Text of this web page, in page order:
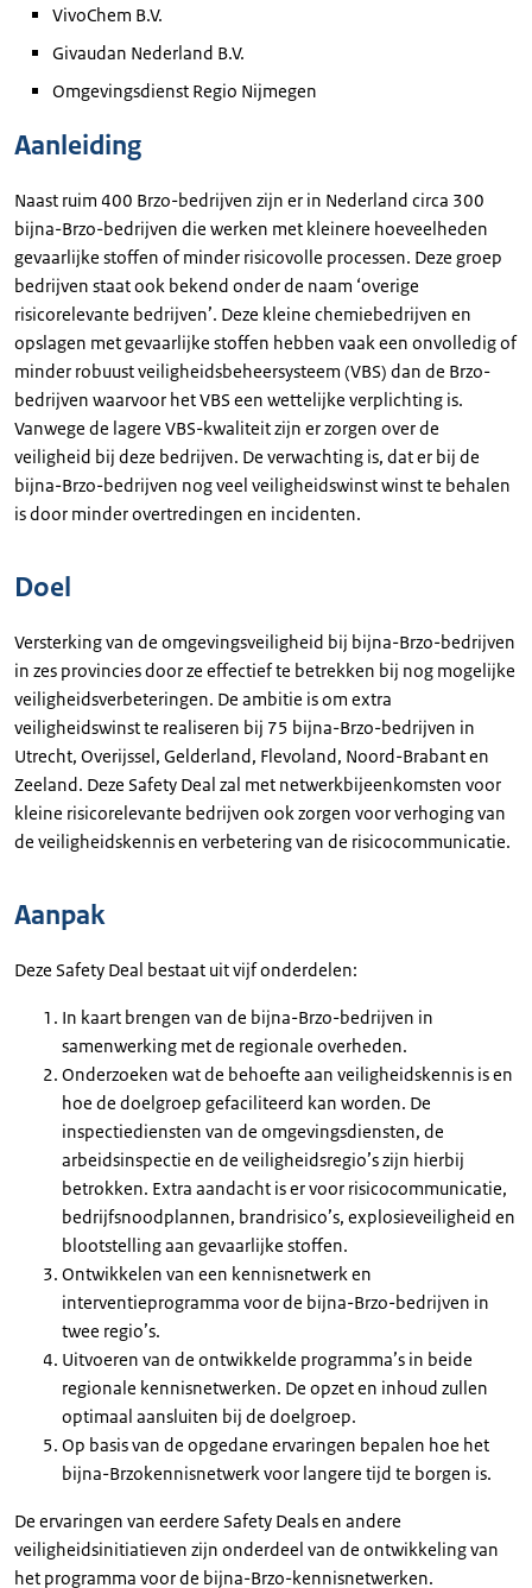
VivoChem B.V.
Givaudan Nederland B.V.
Omgevingsdienst Regio Nijmegen
Aanleiding
Naast ruim 400 Brzo-bedrijven zijn er in Nederland circa 300
bijna-Brzo-bedrijven die werken met kleinere hoeveelheden
gevaarlijke stoffen of minder risicovolle processen. Deze groep
bedrijven staat ook bekend onder de naam ‘overige
risicorelevante bedrijven’. Deze kleine chemiebedrijven en
opslagen met gevaarlijke stoffen hebben vaak een onvolledig of
minder robuust veiligheidsbeheersysteem (VBS) dan de Brzo-
bedrijven waarvoor het VBS een wettelijke verplichting is.
Vanwege de lagere VBS-kwaliteit zijn er zorgen over de
veiligheid bij deze bedrijven. De verwachting is, dat er bij de
bijna-Brzo-bedrijven nog veel veiligheidswinst winst te behalen
is door minder overtredingen en incidenten.
Doel
Versterking van de omgevingsveiligheid bij bijna-Brzo-bedrijven
in zes provincies door ze effectief te betrekken bij nog mogelijke
veiligheidsverbeteringen. De ambitie is om extra
veiligheidswinst te realiseren bij 75 bijna-Brzo-bedrijven in
Utrecht, Overijssel, Gelderland, Flevoland, Noord-Brabant en
Zeeland. Deze Safety Deal zal met netwerkbijeenkomsten voor
kleine risicorelevante bedrijven ook zorgen voor verhoging van
de veiligheidskennis en verbetering van de risicocommunicatie.
Aanpak
Deze Safety Deal bestaat uit vijf onderdelen:
In kaart brengen van de bijna-Brzo-bedrijven in
samenwerking met de regionale overheden.
Onderzoeken wat de behoefte aan veiligheidskennis is en
hoe de doelgroep gefaciliteerd kan worden. De
inspectiediensten van de omgevingsdiensten, de
arbeidsinspectie en de veiligheidsregio’s zijn hierbij
betrokken. Extra aandacht is er voor risicocommunicatie,
bedrijfsnoodplannen, brandrisico’s, explosieveiligheid en
blootstelling aan gevaarlijke stoffen.
Ontwikkelen van een kennisnetwerk en
interventieprogramma voor de bijna-Brzo-bedrijven in
twee regio’s.
Uitvoeren van de ontwikkelde programma’s in beide
regionale kennisnetwerken. De opzet en inhoud zullen
optimaal aansluiten bij de doelgroep.
Op basis van de opgedane ervaringen bepalen hoe het
bijna-Brzokennisnetwerk voor langere tijd te borgen is.
De ervaringen van eerdere Safety Deals en andere
veiligheidsinitiatieven zijn onderdeel van de ontwikkeling van
het programma voor de bijna-Brzo-kennisnetwerken.